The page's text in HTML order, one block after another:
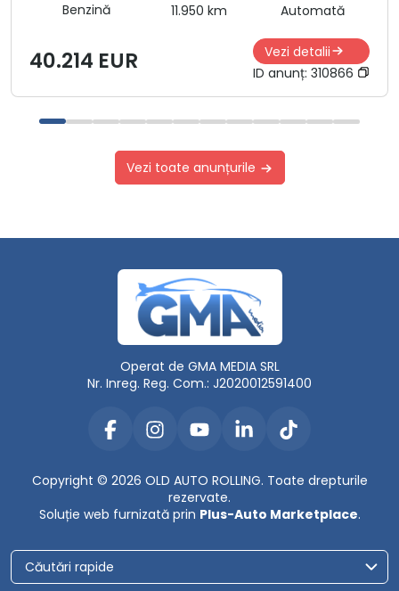
Benzină 11.950 km Automată
40.214 EUR
Vezi detalii
ID anunț: 310866
Vezi toate anunțurile
Operat de GMA MEDIA SRL
Nr. Inreg. Reg. Com.: J2020012591400
Copyright © 2026 OLD AUTO ROLLING. Toate drepturile
rezervate.
Soluție web furnizată prin Plus-Auto Marketplace.
Căutări rapide